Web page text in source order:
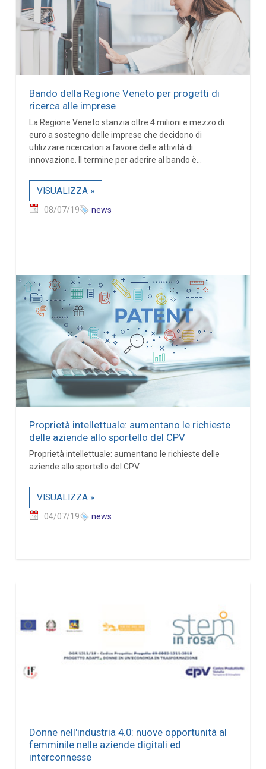
Bando della Regione Veneto per progetti di
ricerca alle imprese
La Regione Veneto stanzia oltre 4 milioni e mezzo di
euro a sostegno delle imprese che decidono di
utilizzare ricercatori a favore delle attività di
innovazione. Il termine per aderire al bando è...
VISUALIZZA »
08/07/19 news
Proprietà intellettuale: aumentano le richieste
delle aziende allo sportello del CPV
Proprietà intellettuale: aumentano le richieste delle
aziende allo sportello del CPV
VISUALIZZA »
04/07/19 news
Donne nell'industria 4.0: nuove opportunità al
femminile nelle aziende digitali ed
interconnesse